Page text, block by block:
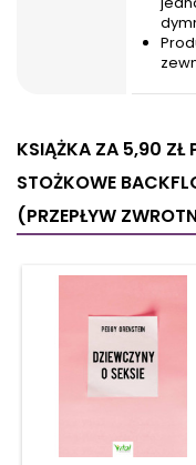
KSIĄŻKA ZA 5,90 ZŁ
STOŻKOWE
(PRZEPŁYW